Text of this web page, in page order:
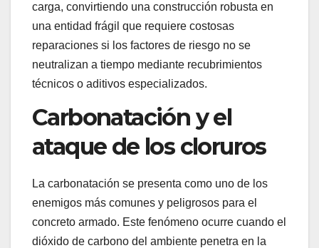
carga, convirtiendo una construcción robusta en
una entidad frágil que requiere costosas
reparaciones si los factores de riesgo no se
neutralizan a tiempo mediante recubrimientos
técnicos o aditivos especializados.
Carbonatación y el
ataque de los cloruros
La carbonatación se presenta como uno de los
enemigos más comunes y peligrosos para el
concreto armado. Este fenómeno ocurre cuando el
dióxido de carbono del ambiente penetra en la